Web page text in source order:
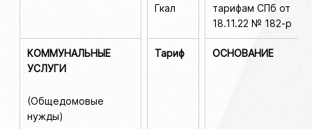
Гкал
тарифам СПб от
18.11.22 № 182-р
КОММУНАЛЬНЫЕ
УСЛУГИ
(Общедомовые
нужды)
Тариф ОСНОВАНИЕ